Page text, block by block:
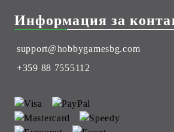
Информация за
support@hobbygamesbg.com
+359 88 7555112